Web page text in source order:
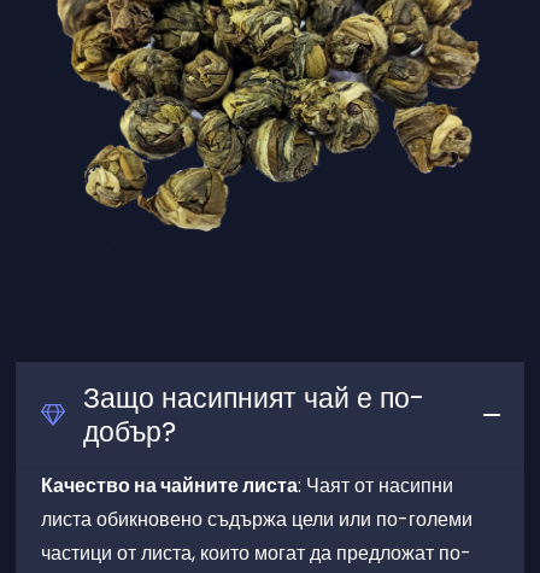
Защо насипният чай е по-
добър?
Качество на чайните листа
Как да приготвя насипен чай
с най-добър вкус?